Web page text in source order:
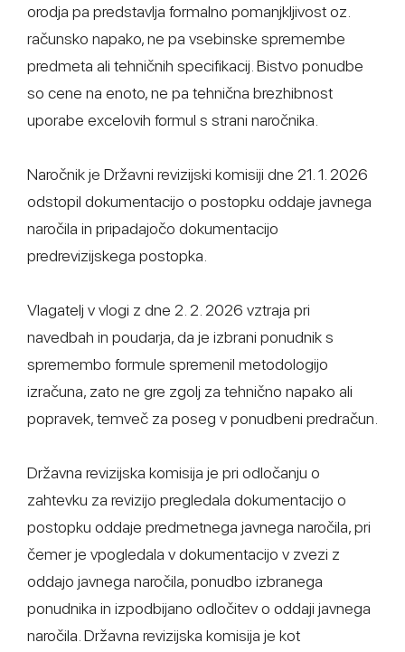
orodja pa predstavlja formalno pomanjkljivost oz.
računsko napako, ne pa vsebinske spremembe
predmeta ali tehničnih specifikacij. Bistvo ponudbe
so cene na enoto, ne pa tehnična brezhibnost
uporabe excelovih formul s strani naročnika.
Naročnik je Državni revizijski komisiji dne 21. 1. 2026
odstopil dokumentacijo o postopku oddaje javnega
naročila in pripadajočo dokumentacijo
predrevizijskega postopka.
Vlagatelj v vlogi z dne 2. 2. 2026 vztraja pri
navedbah in poudarja, da je izbrani ponudnik s
spremembo formule spremenil metodologijo
izračuna, zato ne gre zgolj za tehnično napako ali
popravek, temveč za poseg v ponudbeni predračun.
Državna revizijska komisija je pri odločanju o
zahtevku za revizijo pregledala dokumentacijo o
postopku oddaje predmetnega javnega naročila, pri
čemer je vpogledala v dokumentacijo v zvezi z
oddajo javnega naročila, ponudbo izbranega
ponudnika in izpodbijano odločitev o oddaji javnega
naročila. Državna revizijska komisija je kot